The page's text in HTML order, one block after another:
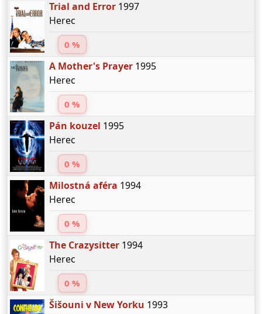
Trial and Error1997
Herec
0 %
A Mother's Prayer1995
Herec
0 %
Pán kouzel 1995
Herec
0 %
Milostná aféra 1994
Herec
0 %
The Crazysitter1994
Herec
0 %
Šišouni v New Yorku 1993